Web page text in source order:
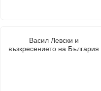
Васил Левски и
възкресението на България